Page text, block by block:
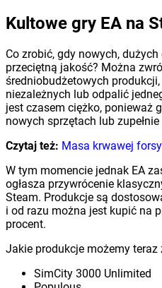
Kultowe gry EA na
Co zrobić, gdy nowych,
przeciętną jakość? Można
średniobudżetowych
niezależnych lub odpalić
jest czasem ciężko, ponieważ
nowych sprzętach lub zupełnie
Czytaj też: Masa krwawej
W tym momencie jednak EA
ogłasza przywrócenie
Steam. Produkcje są
i od razu można jest kupić na
procent.
Jakie produkcje możemy teraz
SimCity 3000 Unlimited